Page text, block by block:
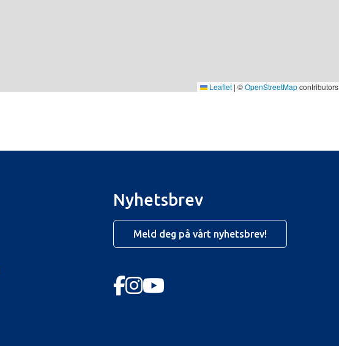
Leaflet | ©OpenStreetMapcontributors
Nyhetsbrev
Meld deg på vårt nyhetsbrev!